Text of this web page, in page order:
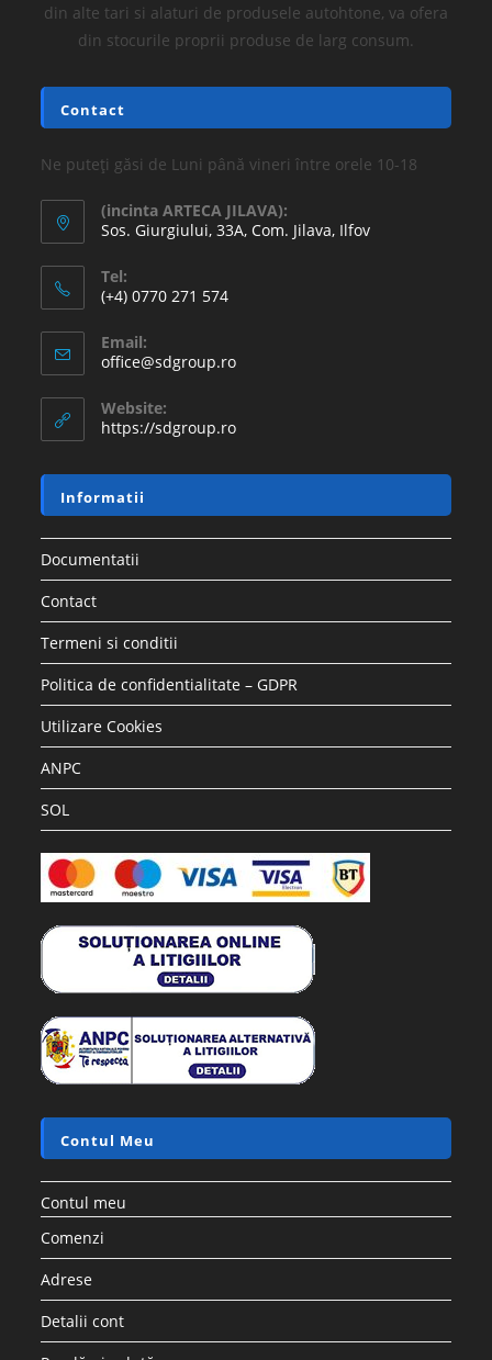
din alte tari si alaturi de produsele autohtone, va ofera
din stocurile proprii produse de larg consum.
Contact
Ne puteți găsi de Luni până vineri între orele 10-18
(incinta ARTECA JILAVA):
Sos. Giurgiului, 33A, Com. Jilava, Ilfov
Tel:
(+4) 0770 271 574
Email:
office@sdgroup.ro
Website:
https://sdgroup.ro
Informatii
Documentatii
Contact
Termeni si conditii
Politica de confidentialitate – GDPR
Utilizare Cookies
ANPC
SOL
Contul Meu
Contul meu
Comenzi
Adrese
Detalii cont